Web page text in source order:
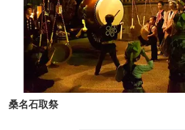
桑名石取祭